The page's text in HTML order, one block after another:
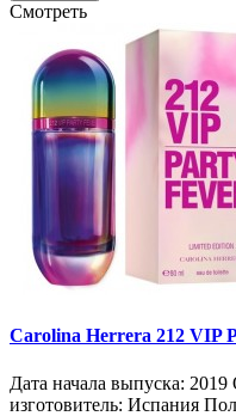
Смотреть
Carolina Herrera 212 VIP
Дата начала выпуска:
изготовитель: Испания